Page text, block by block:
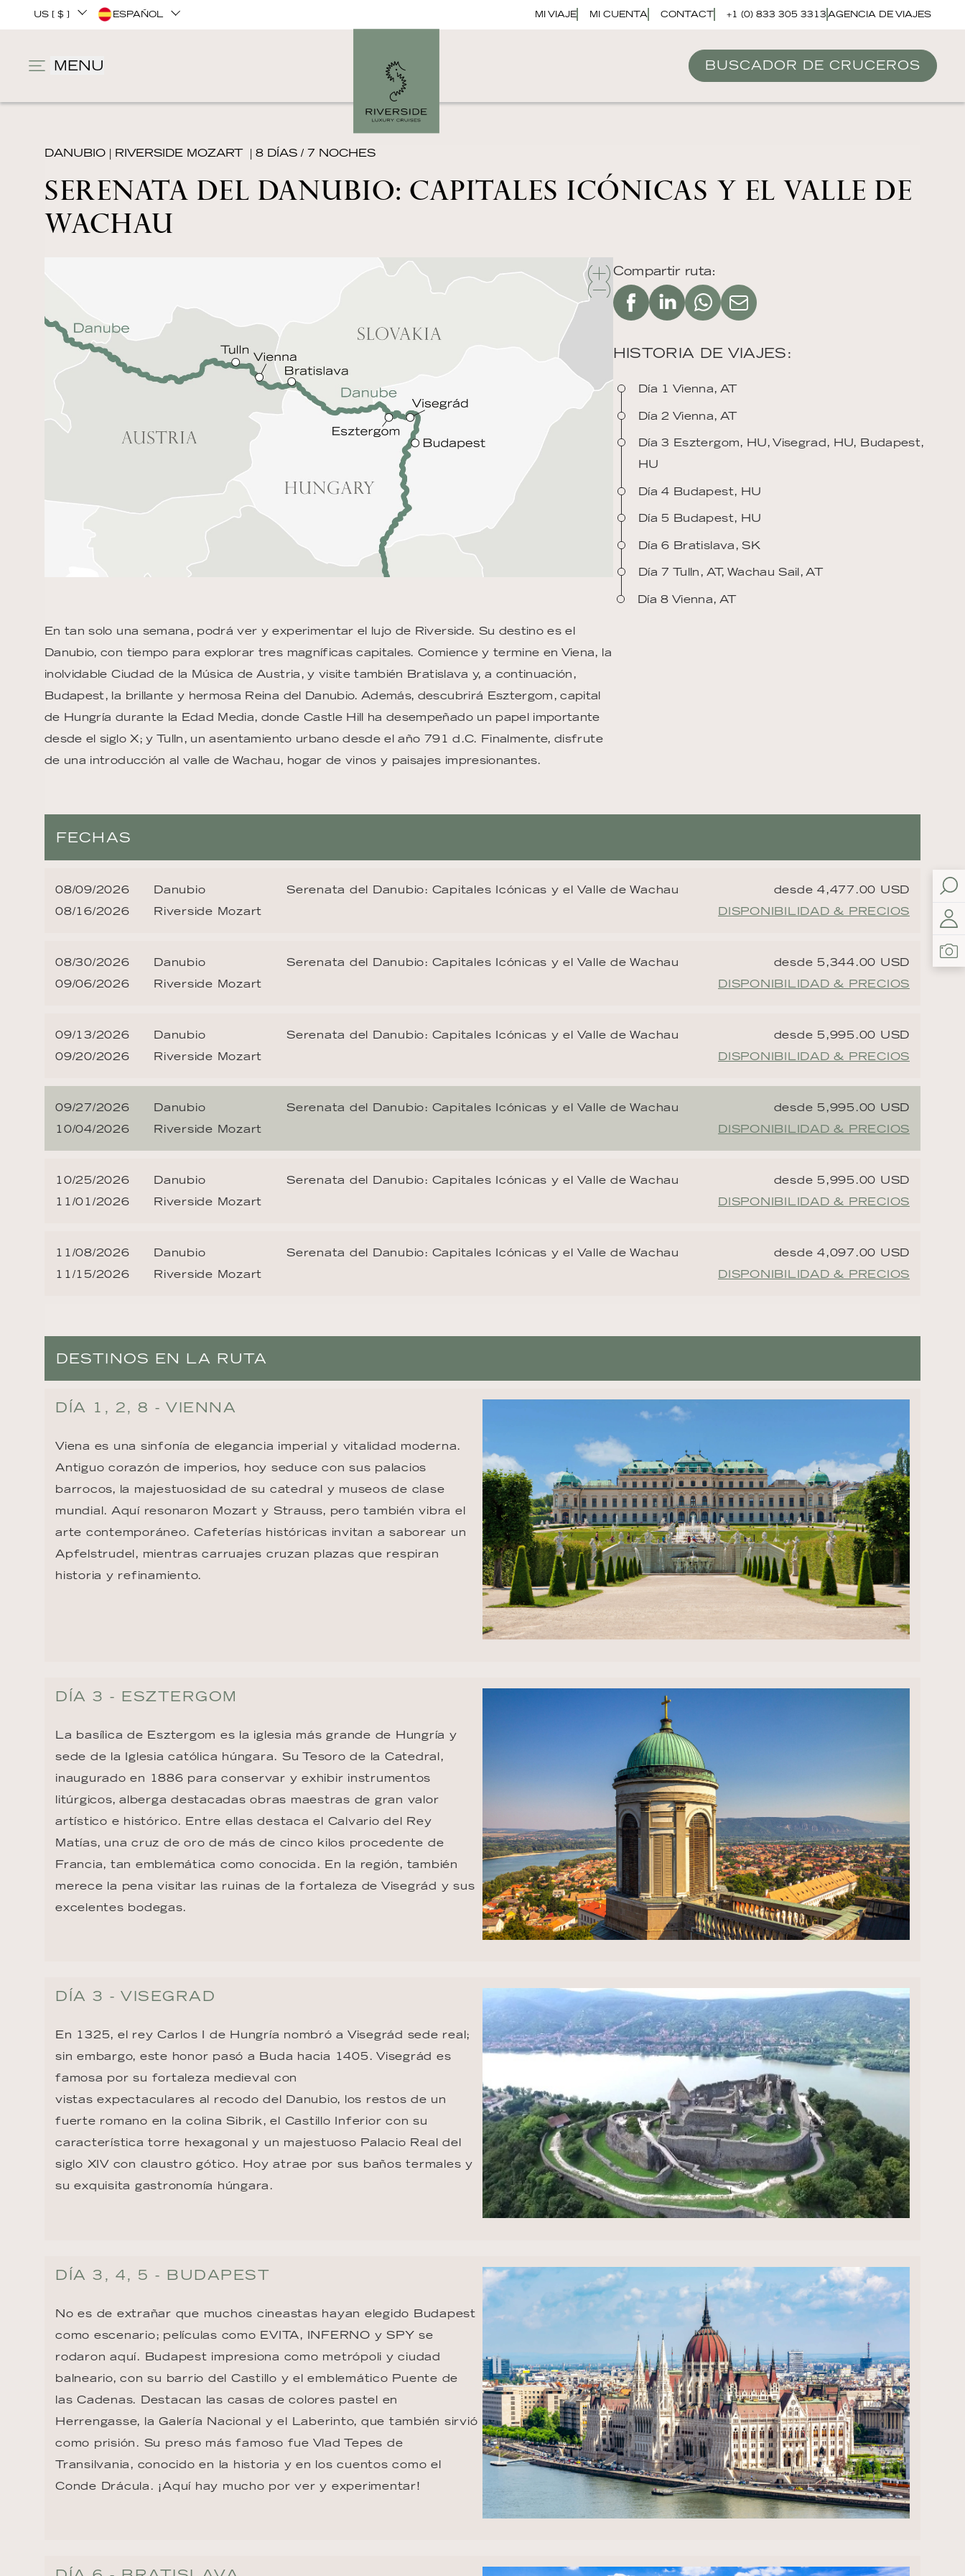
US [ $ ] ESPAÑOL MI VIAJE MI CUENTA CONTACT +1 (0) 833 305 3313 AGENCIA DE VIAJES
MENU BUSCADOR DE CRUCEROS
DANUBIO | RIVERSIDE MOZART| 8 DÍAS / 7 NOCHES
SERENATA DEL DANUBIO: CAPITALES ICÓNICAS Y EL VALLE DE
WACHAU
Compartir ruta:
HISTORIA DE VIAJES:
Día 1 Vienna, AT
Día 2 Vienna, AT
Día 3 Esztergom, HU, Visegrad, HU, Budapest,
HU
Día 4 Budapest, HU
Día 5 Budapest, HU
Día 6 Bratislava, SK
Día 7 Tulln, AT, Wachau Sail, AT
Día 8 Vienna, AT
En tan solo una semana, podrá ver y experimentar el lujo de Riverside. Su destino es el
Danubio, con tiempo para explorar tres magníficas capitales. Comience y termine en Viena, la
inolvidable Ciudad de la Música de Austria, y visite también Bratislava y, a continuación,
Budapest, la brillante y hermosa Reina del Danubio. Además, descubrirá Esztergom, capital
de Hungría durante la Edad Media, donde Castle Hill ha desempeñado un papel importante
desde el siglo X; y Tulln, un asentamiento urbano desde el año 791 d.C. Finalmente, disfrute
de una introducción al valle de Wachau, hogar de vinos y paisajes impresionantes.
FECHAS
08/09/2026
08/16/2026
Danubio
Riverside Mozart
Serenata del Danubio: Capitales Icónicas y el Valle de Wachau
desde 4,477.00 USD
DISPONIBILIDAD & PRECIOS
08/30/2026
09/06/2026
Danubio
Riverside Mozart
Serenata del Danubio: Capitales Icónicas y el Valle de Wachau
desde 5,344.00 USD
DISPONIBILIDAD & PRECIOS
09/13/2026
09/20/2026
Danubio
Riverside Mozart
Serenata del Danubio: Capitales Icónicas y el Valle de Wachau
desde 5,995.00 USD
DISPONIBILIDAD & PRECIOS
09/27/2026
10/04/2026
Danubio
Riverside Mozart
Serenata del Danubio: Capitales Icónicas y el Valle de Wachau
desde 5,995.00 USD
DISPONIBILIDAD & PRECIOS
10/25/2026
11/01/2026
Danubio
Riverside Mozart
Serenata del Danubio: Capitales Icónicas y el Valle de Wachau
desde 5,995.00 USD
DISPONIBILIDAD & PRECIOS
11/08/2026
11/15/2026
Danubio
Riverside Mozart
Serenata del Danubio: Capitales Icónicas y el Valle de Wachau
desde 4,097.00 USD
DISPONIBILIDAD & PRECIOS
DESTINOS EN LA RUTA
DÍA 1, 2, 8 - VIENNA
Viena es una sinfonía de elegancia imperial y vitalidad moderna.
Antiguo corazón de imperios, hoy seduce con sus palacios
barrocos, la majestuosidad de su catedral y museos de clase
mundial. Aquí resonaron Mozart y Strauss, pero también vibra el
arte contemporáneo. Cafeterías históricas invitan a saborear un
Apfelstrudel, mientras carruajes cruzan plazas que respiran
historia y refinamiento.
DÍA 3 - ESZTERGOM
La basílica de Esztergom es la iglesia más grande de Hungría y
sede de la Iglesia católica húngara. Su Tesoro de la Catedral,
inaugurado en 1886 para conservar y exhibir instrumentos
litúrgicos, alberga destacadas obras maestras de gran valor
artístico e histórico. Entre ellas destaca el Calvario del Rey
Matías, una cruz de oro de más de cinco kilos procedente de
Francia, tan emblemática como conocida. En la región, también
merece la pena visitar las ruinas de la fortaleza de Visegrád y sus
excelentes bodegas.
DÍA 3 - VISEGRAD
En 1325, el rey Carlos I de Hungría nombró a Visegrád sede real;
sin embargo, este honor pasó a Buda hacia 1405. Visegrád es
famosa por su fortaleza medieval con
vistas expectaculares al recodo del Danubio, los restos de un
fuerte romano en la colina Sibrik, el Castillo Inferior con su
característica torre hexagonal y un majestuoso Palacio Real del
siglo XIV con claustro gótico. Hoy atrae por sus baños termales y
su exquisita gastronomía húngara.
DÍA 3, 4, 5 - BUDAPEST
No es de extrañar que muchos cineastas hayan elegido Budapest
como escenario; películas como EVITA, INFERNO y SPY se
rodaron aquí. Budapest impresiona como metrópoli y ciudad
balneario, con su barrio del Castillo y el emblemático Puente de
las Cadenas. Destacan las casas de colores pastel en
Herrengasse, la Galería Nacional y el Laberinto, que también sirvió
como prisión. Su preso más famoso fue Vlad Tepes de
Transilvania, conocido en la historia y en los cuentos como el
Conde Drácula. ¡Aquí hay mucho por ver y experimentar!